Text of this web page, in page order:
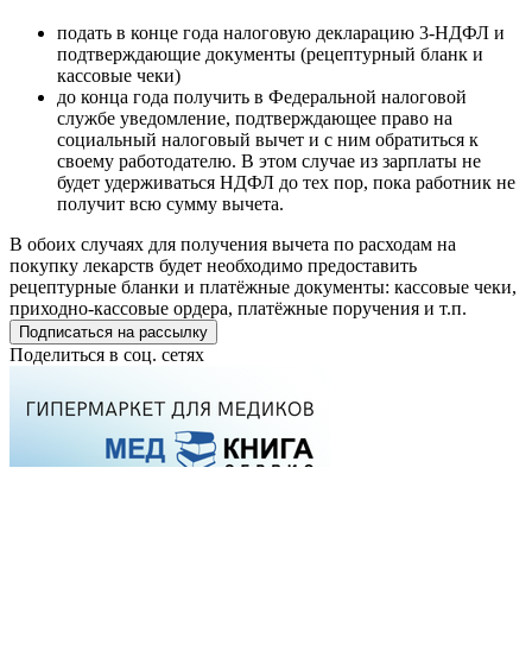
подать в конце года налоговую декларацию 3-НДФЛ и
подтверждающие документы (рецептурный бланк и
кассовые чеки)
до конца года получить в Федеральной налоговой
службе уведомление, подтверждающее право на
социальный налоговый вычет и с ним обратиться к
своему работодателю. В этом случае из зарплаты не
будет удерживаться НДФЛ до тех пор, пока работник не
получит всю сумму вычета.
В обоих случаях для получения вычета по расходам на
покупку лекарств будет необходимо предоставить
рецептурные бланки и платёжные документы: кассовые чеки,
приходно-кассовые ордера, платёжные поручения и т.п.
Подписаться на рассылку
Поделиться в соц. сетях